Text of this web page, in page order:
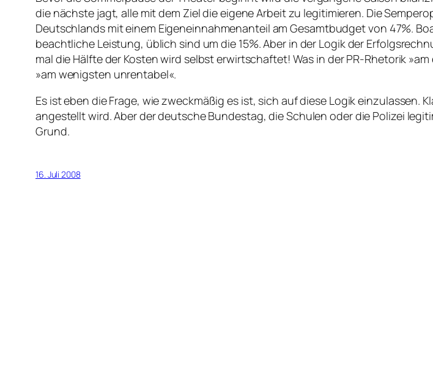
die nächste jagt, alle mit dem Ziel die eigene Arbeit zu legitimieren. Die
Deutschlands mit einem Eigeneinnahmenanteil am Gesamtbudget von 47%.
beachtliche Leistung, üblich sind um die 15%. Aber in der Logik der
mal die Hälfte der Kosten wird selbst erwirtschaftet! Was in der PR-Rhetorik
»am wenigsten unrentabel«.
Es ist eben die Frage, wie zweckmäßig es ist, sich auf diese Logik einzulassen.
angestellt wird. Aber der deutsche Bundestag, die Schulen oder die Polizei
Grund.
16. Juli 2008